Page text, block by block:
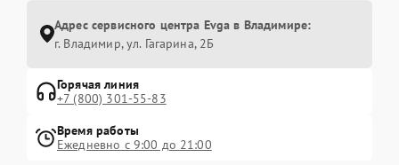
Адрес сервисного центра Evga в Владимире:
г. Владимир, ул. Гагарина, 2Б
Горячая линия
+7 (800) 301-55-83
Время работы
Ежедневно с 9:00 до 21:00